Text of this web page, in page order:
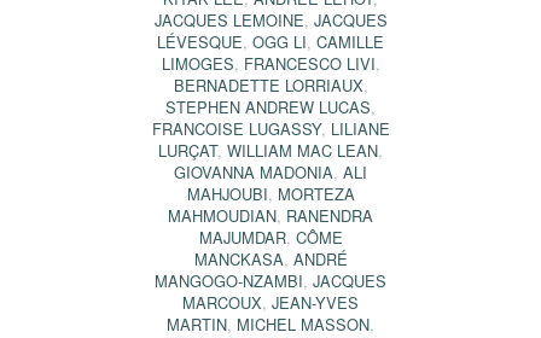
JACQUES LEMOINE, JACQUES
LÉVESQUE, OGG LI, CAMILLE
LIMOGES, FRANCESCO LIVI,
BERNADETTE LORRIAUX,
STEPHEN ANDREW LUCAS,
FRANCOISE LUGASSY, LILIANE
LURÇAT, WILLIAM MAC LEAN,
GIOVANNA MADONIA, ALI
MAHJOUBI, MORTEZA
MAHMOUDIAN, RANENDRA
MAJUMDAR, CÔME
MANCKASA, ANDRÉ
MANGOGO-NZAMBI, JACQUES
MARCOUX, JEAN-YVES
MARTIN, MICHEL MASSON,